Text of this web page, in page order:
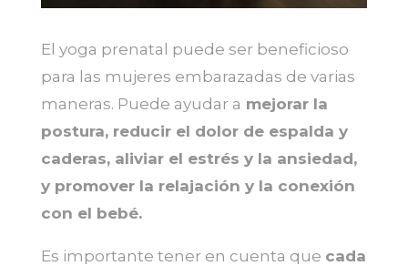
El yoga prenatal puede ser beneficioso
para las mujeres embarazadas de varias
maneras. Puede ayudar a mejorar la
postura, reducir el dolor de espalda y
caderas, aliviar el estrés y la ansiedad,
y promover la relajación y la conexión
con el bebé.
Es importante tener en cuenta que cada